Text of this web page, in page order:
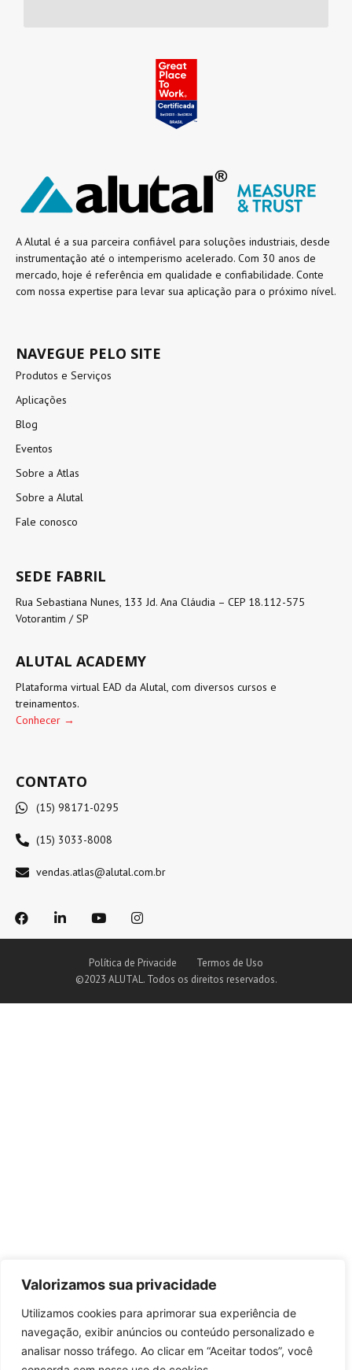
Valorizamos sua privacidade
Utilizamos cookies para aprimorar sua experiência de
navegação, exibir anúncios ou conteúdo personalizado e
analisar nosso tráfego. Ao clicar em “Aceitar todos”, você
A Alutal é a sua parceira confiável para soluções industriais, desde
instrumentação até o intemperismo acelerado. Com 30 anos de
mercado, hoje é referência em qualidade e confiabilidade. Conte
com nossa expertise para levar sua aplicação para o próximo nível.
NAVEGUE PELO SITE
Produtos e Serviços
Aplicações
Blog
Eventos
Sobre a Atlas
Sobre a Alutal
Fale conosco
SEDE FABRIL
Rua Sebastiana Nunes, 133 Jd. Ana Cláudia – CEP 18.112-575
Votorantim / SP
ALUTAL ACADEMY
Plataforma virtual EAD da Alutal, com diversos cursos e
treinamentos.
Conhecer →
CONTATO
(15) 98171-0295
(15) 3033-8008
vendas.atlas@alutal.com.br
Política de Privacide
Termos de Uso
©2023 ALUTAL. Todos os direitos reservados.